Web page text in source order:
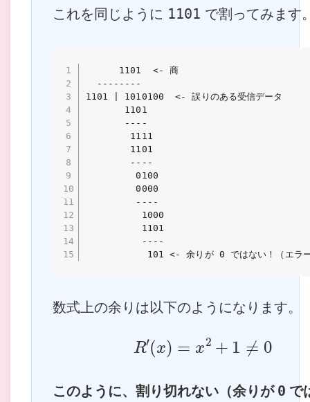
これを同じように 1101 で割ってみます
      1101  <- 商
  --------
1101 | 1010100  <- 誤りのある受信データ
       1101
       ----
        1111
        1101
        ----
         0100
         0000
         ----
          1000
          1101
          ----
数式上の余りは以下のようになります。
R′(x x + 1 ≠ 0
このように、割り切れない（余りが 0 で